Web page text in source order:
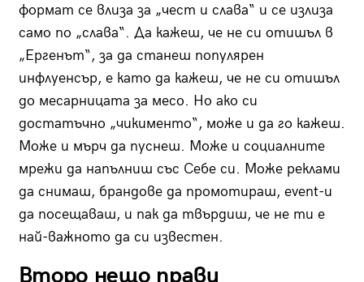
формат се влиза за „чест и слава“ и се излиза
само по „слава“. Да кажеш, че не си отишъл в
„Ергенът“, за да станеш популярен
инфлуенсър, е като да кажеш, че не си отишъл
до месарницата за месо. Но ако си
достатъчно „чикименто“, може и да го кажеш.
Може и мърч да пуснеш. Може и социалните
мрежи да напълниш със Себе си. Може реклами
да снимаш, брандове да промотираш, event-и
да посещаваш, и пак да твърдиш, че не ти е
най-важното да си известен.
Второ нещо прави